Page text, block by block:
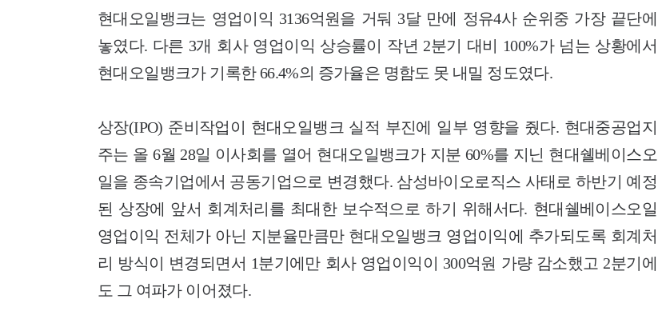
현대오일뱅크는 영업이익 3136억원을 거둬 3달 만에 정유4사 순위중 가장 끝단에
놓였다. 다른 3개 회사 영업이익 상승률이 작년 2분기 대비 100%가 넘는 상황에서
현대오일뱅크가 기록한 66.4%의 증가율은 명함도 못 내밀 정도였다.
상장(IPO) 준비작업이 현대오일뱅크 실적 부진에 일부 영향을 줬다. 현대중공업지
주는 올 6월 28일 이사회를 열어 현대오일뱅크가 지분 60%를 지닌 현대쉘베이스오
일을 종속기업에서 공동기업으로 변경했다. 삼성바이오로직스 사태로 하반기 예정
된 상장에 앞서 회계처리를 최대한 보수적으로 하기 위해서다. 현대쉘베이스오일
영업이익 전체가 아닌 지분율만큼만 현대오일뱅크 영업이익에 추가되도록 회계처
리 방식이 변경되면서 1분기에만 회사 영업이익이 300억원 가량 감소했고 2분기에
도 그 여파가 이어졌다.